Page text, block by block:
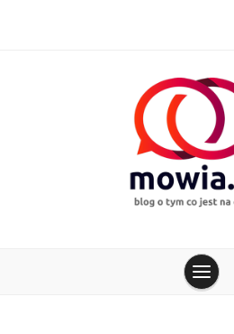
mowia.pl